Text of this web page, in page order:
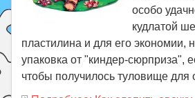
особо
кудлатой
пластилина и для его экономии,
упаковка от "киндер-сюрприза",
чтобы получилось туловище для